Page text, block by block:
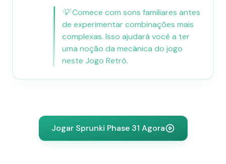
💡Comece com sons familiares antes
de experimentar combinações mais
complexas. Isso ajudará você a ter
uma noção da mecânica do jogo
neste Jogo Retrô.
Jogar Sprunki Phase 31 Agora